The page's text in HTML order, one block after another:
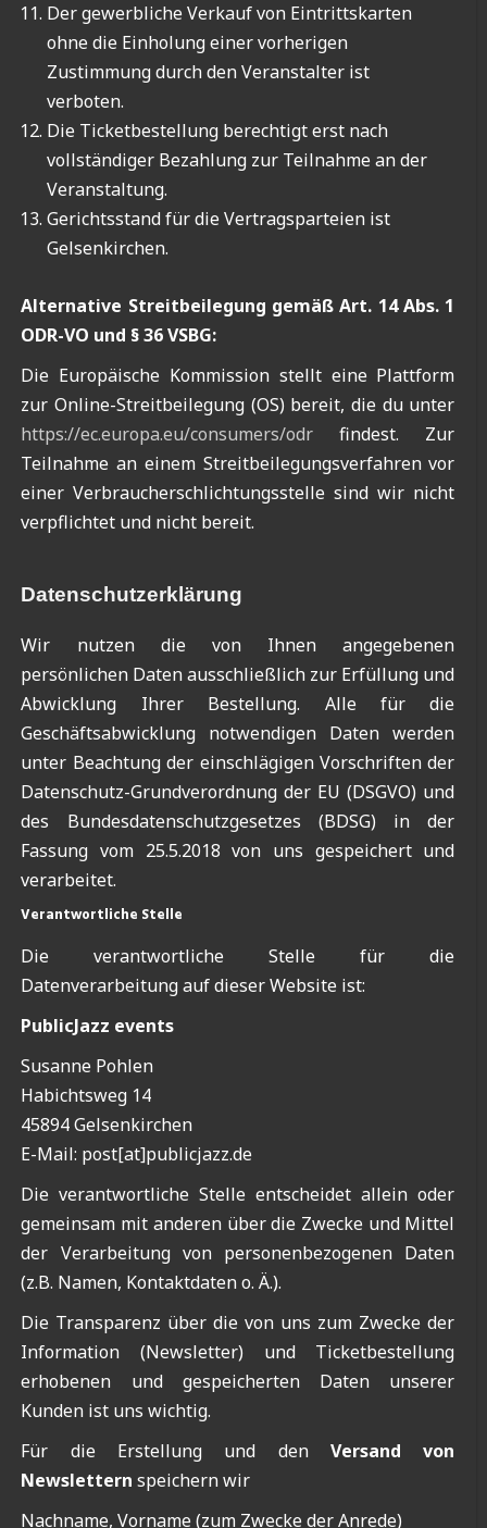
Der gewerbliche Verkauf von Eintrittskarten
ohne die Einholung einer vorherigen
Zustimmung durch den Veranstalter ist
verboten.
Die Ticketbestellung berechtigt erst nach
vollständiger Bezahlung zur Teilnahme an der
Veranstaltung.
Gerichtsstand für die Vertragsparteien ist
Gelsenkirchen.
Alternative Streitbeilegung gemäß Art. 14 Abs. 1
ODR-VO und § 36 VSBG:
Die Europäische Kommission stellt eine Plattform
zur Online-Streitbeilegung (OS) bereit, die du unter
https://ec.europa.eu/consumers/odr findest. Zur
Teilnahme an einem Streitbeilegungsverfahren vor
einer Verbraucherschlichtungsstelle sind wir nicht
verpflichtet und nicht bereit.
Datenschutzerklärung
Wir nutzen die von Ihnen angegebenen
persönlichen Daten ausschließlich zur Erfüllung und
Abwicklung Ihrer Bestellung. Alle für die
Geschäftsabwicklung notwendigen Daten werden
unter Beachtung der einschlägigen Vorschriften der
Datenschutz-Grund­verordnung der EU (DSGVO) und
des Bundesdatenschutzgesetzes (BDSG) in der
Fassung vom 25.5.2018 von uns gespeichert und
verarbeitet.
Verantwortliche Stelle
Die verantwortliche Stelle für die
Datenverarbeitung auf dieser Website ist:
PublicJazz events
Susanne Pohlen
Habichtsweg 14
45894 Gelsenkirchen
E-Mail: post[at]publicjazz.de
Die verantwortliche Stelle entscheidet allein oder
gemeinsam mit anderen über die Zwecke und Mittel
der Verarbeitung von personenbezogenen Daten
(z.B. Namen, Kontaktdaten o. Ä.).
Die Transparenz über die von uns zum Zwecke der
Information (Newsletter) und Ticketbestellung
erhobenen und gespeicherten Daten unserer
Kunden ist uns wichtig.
Für die Erstellung und denVersand von
Newslettern speichern wir
Nachname, Vorname (zum Zwecke der Anrede)